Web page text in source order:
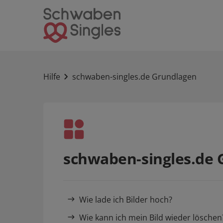
Hilfe schwaben-singles.de Grundlagen
schwaben-singles.de
Wie lade ich Bilder hoch?
Wie kann ich mein Bild wieder